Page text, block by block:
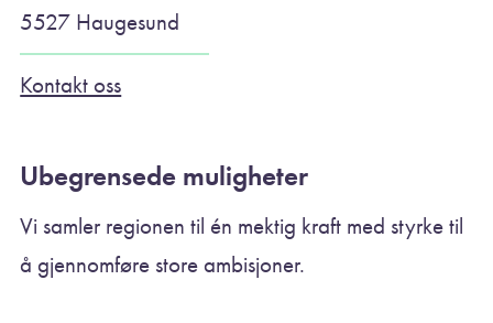
5527 Haugesund
Kontakt oss
Ubegrensede muligheter
Vi samler regionen til én mektig kraft med styrke til
å gjennomføre store ambisjoner.